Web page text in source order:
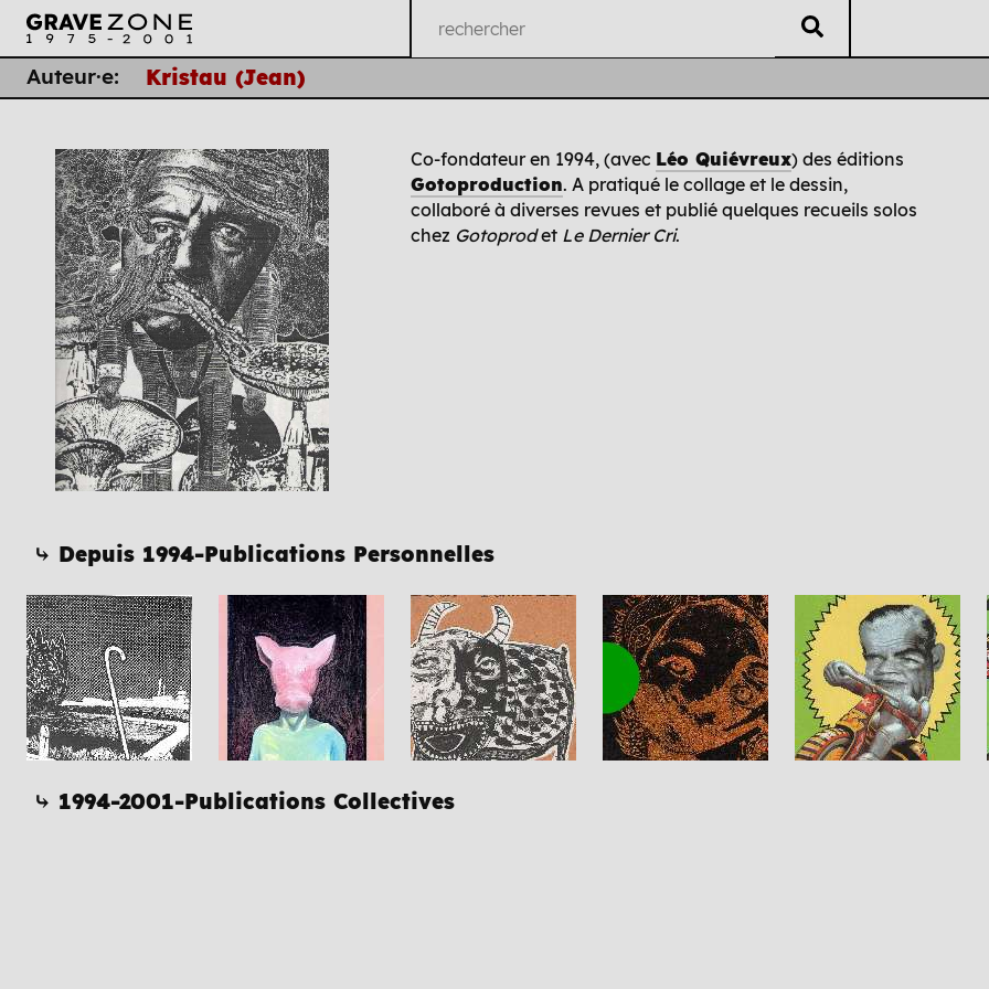
Véritable Listing U
Auteur·es
B
Auteur·e: Kristau (Jean)
Co-fondateur en 1994, (avec Léo Quiévreux) des éditions
Gotoproduction. A pratiqué le collage et le dessin,
collaboré à diverses revues et publié quelques recueils solos
chez Gotoprodet Le Dernier Cri.
⤷ Depuis 1994-Publications Personnelles
⤷ 1994-2001-Publications Collectives